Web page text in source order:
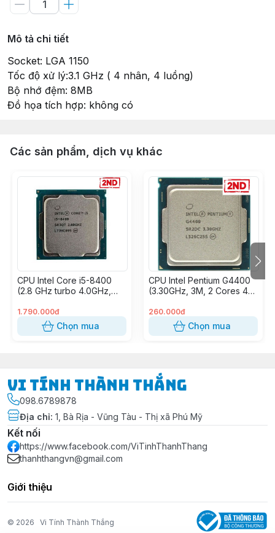
Mô tả chi tiết
Socket: LGA 1150
Tốc độ xử lý:3.1 GHz ( 4 nhân, 4 luồng)
Bộ nhớ đệm: 8MB
Đồ họa tích hợp: không có
Các sản phẩm, dịch vụ khác
CPU Intel Core i5-8400
(2.8 GHz turbo 4.0GHz,
2ND
1.790.000đ
Chọn mua
CPU Intel Pentium G4400
(3.30GHz, 3M, 2 Cores 4
260.000đ
Chọn mua
Vi Tính Thành Thắng
098.6789878
Địa chỉ: 1, Bà Rịa - Vũng Tàu - Thị xã Phú Mỹ
Kết nối
https://www.facebook.com/ViTinhThanhThang
thanhthangvn@gmail.com
Giới thiệu
© 2026 Vi Tính Thành Thắng